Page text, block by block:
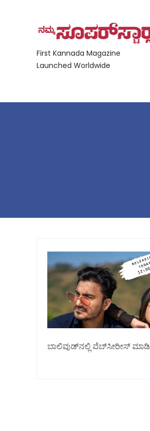
First Kannada Magazine
Launched Worldwide
ಬಾಲಿವುಡ್‌ನಲ್ಲಿ ವೆಬ್‌ಸೀರೀಸ್‌